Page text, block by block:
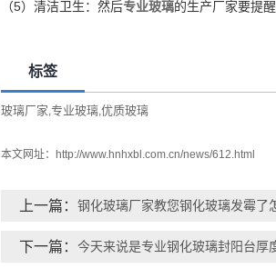
（5）清洁卫生：然后专业玻璃的生产厂家要提
标签
玻璃厂家,专业玻璃,优质玻璃
本文网址： http://www.hnhxbl.com.cn/news/612.html
上一篇： 钢化玻璃厂家教您钢化玻璃发霉了
下一篇： 今天来说是专业钢化玻璃封阳台厚